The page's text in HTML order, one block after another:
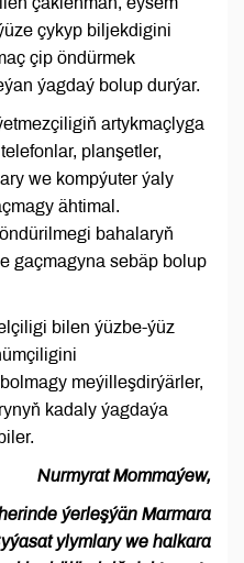
çykyp biljekdigini
çip öndürmek
ýagdaý bolup durýar.
artykmaçlyga
planşetler,
we kompýuter ýaly
ähtimal.
bahalaryň
gaçmagyna sebäp bolup
bilen ýüzbe-ýüz
meýilleşdirýärler,
kadaly ýagdaýa
Nurmyrat Mommaýew,
ýerleşýän Marmara
ylymlary we halkara